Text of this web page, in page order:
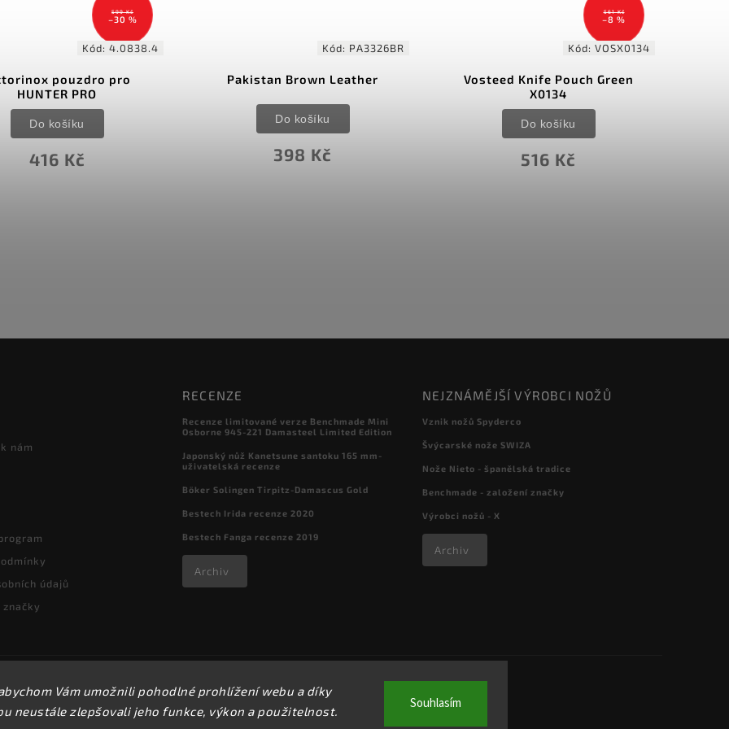
Vám umožnili pohodlné prohlížení webu a díky
neustále zlepšovali jeho funkce, výkon a použitelnost.
Souhlasím
599 Kč
–30 %
Kód: 4.0838.4
pouzdro pro
HUNTER PRO
416 Kč
Do košíku
Kód: PA3326BR
Pakistan Brown Leather
398 Kč
Do košíku
561 Kč
–8 %
Kód: VOSX0134
Vosteed Knife Pouch Green
X0134
516 Kč
Do košíku
nám
údajů
značky
RECENZE
Recenze limitované verze Benchmade Mini
Osborne 945-221 Damasteel Limited Edition
Japonský nůž Kanetsune santoku 165 mm-
uživatelská recenze
Böker Solingen Tirpitz-Damascus Gold
Bestech Irida recenze 2020
Bestech Fanga recenze 2019
Archiv
NEJZNÁMĚJŠÍ VÝROBCI NOŽŮ
Vznik nožů Spyderco
Švýcarské nože SWIZA
Nože Nieto - španělská tradice
Benchmade - založení značky
Výrobci nožů - X
Archiv
Copyright 2026kapesni-noze.cz . Všechna práva vyhrazena.
Upravit nastavení cookies